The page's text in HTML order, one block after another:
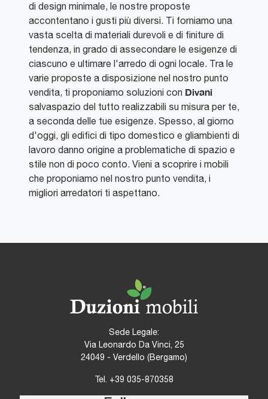
di design minimale, le nostre proposte
accontentano i gusti più diversi. Ti forniamo una
vasta scelta di materiali durevoli e di finiture di
tendenza, in grado di assecondare le esigenze di
ciascuno e ultimare l'arredo di ogni locale. Tra le
varie proposte a disposizione nel nostro punto
vendita, ti proponiamo soluzioni con Divani
salvaspazio del tutto realizzabili su misura per te,
a seconda delle tue esigenze. Spesso, al giorno
d'oggi, gli edifici di tipo domestico e gliambienti di
lavoro danno origine a problematiche di spazio e
stile non di poco conto. Vieni a scoprire i mobili
che proponiamo nel nostro punto vendita, i
migliori arredatori ti aspettano.
Sede Legale:
Via Leonardo Da Vinci, 25
24049 - Verdello (Bergamo)
Tel. +39 035-870358